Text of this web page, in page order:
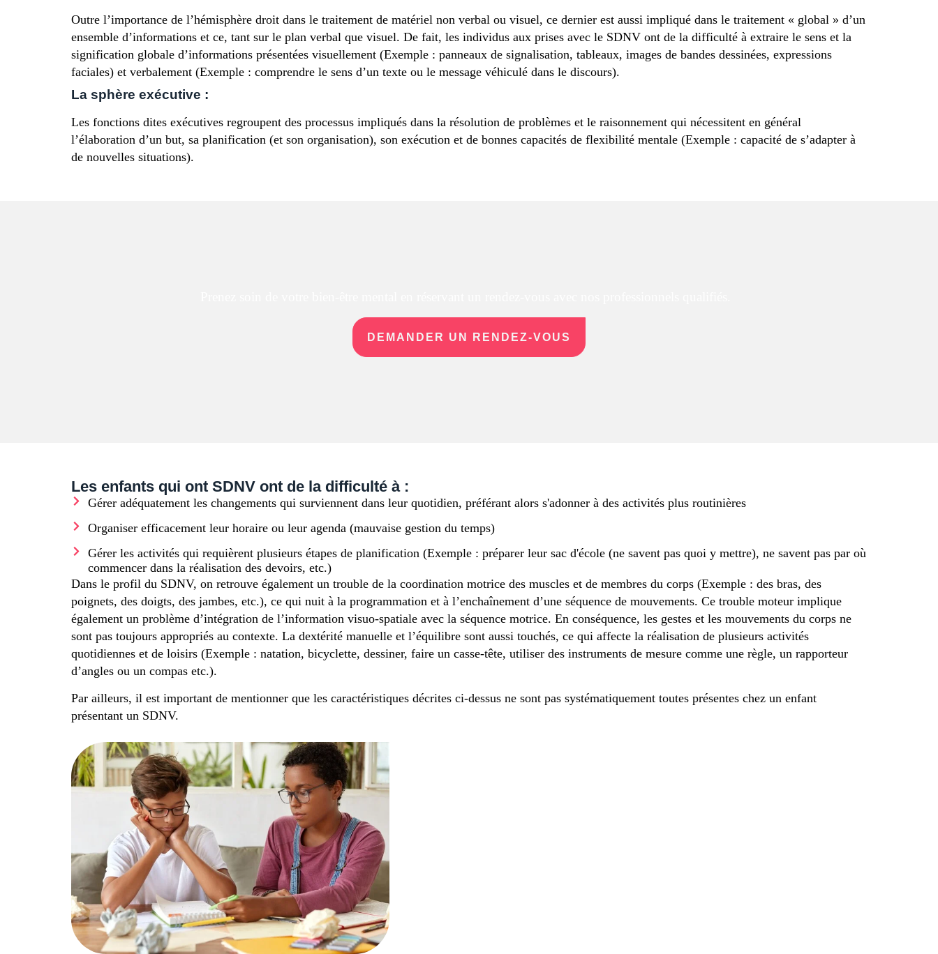
Outre l’importance de l’hémisphère droit dans le traitement de matériel non verbal ou visuel, ce dernier est aussi impliqué dans le traitement « global » d’un
ensemble d’informations et ce, tant sur le plan verbal que visuel. De fait, les individus aux prises avec le SDNV ont de la difficulté à extraire le sens et la
signification globale d’informations présentées visuellement (Exemple : panneaux de signalisation, tableaux, images de bandes dessinées, expressions
faciales) et verbalement (Exemple : comprendre le sens d’un texte ou le message véhiculé dans le discours).
La sphère exécutive :
Les fonctions dites exécutives regroupent des processus impliqués dans la résolution de problèmes et le raisonnement qui nécessitent en général
l’élaboration d’un but, sa planification (et son organisation), son exécution et de bonnes capacités de flexibilité mentale (Exemple : capacité de s’adapter à
de nouvelles situations).
DEMANDER UN RENDEZ-VOUS
Les enfants qui ont SDNV ont de la difficulté à :
Gérer adéquatement les changements qui surviennent dans leur quotidien, préférant alors s'adonner à des activités plus routinières
Organiser efficacement leur horaire ou leur agenda (mauvaise gestion du temps)
Gérer les activités qui requièrent plusieurs étapes de planification (Exemple : préparer leur sac d'école (ne savent pas quoi y mettre), ne savent pas par où
commencer dans la réalisation des devoirs, etc.)
Dans le profil du SDNV, on retrouve également un trouble de la coordination motrice des muscles et de membres du corps (Exemple : des bras, des
poignets, des doigts, des jambes, etc.), ce qui nuit à la programmation et à l’enchaînement d’une séquence de mouvements. Ce trouble moteur implique
également un problème d’intégration de l’information visuo-spatiale avec la séquence motrice. En conséquence, les gestes et les mouvements du corps ne
sont pas toujours appropriés au contexte. La dextérité manuelle et l’équilibre sont aussi touchés, ce qui affecte la réalisation de plusieurs activités
quotidiennes et de loisirs (Exemple : natation, bicyclette, dessiner, faire un casse-tête, utiliser des instruments de mesure comme une règle, un rapporteur
d’angles ou un compas etc.).
Par ailleurs, il est important de mentionner que les caractéristiques décrites ci-dessus ne sont pas systématiquement toutes présentes chez un enfant
présentant un SDNV.